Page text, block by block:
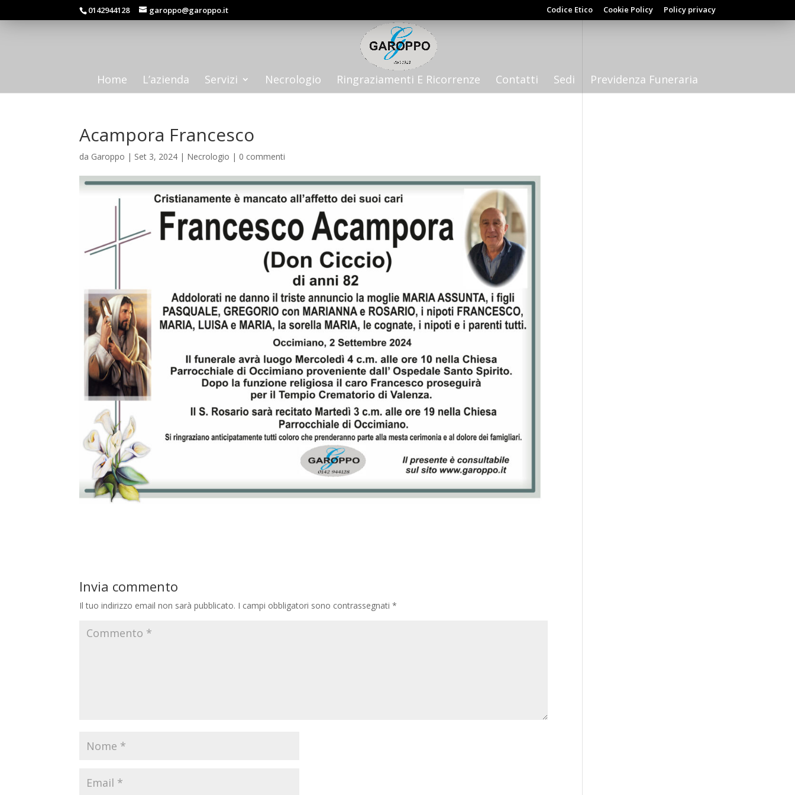
0142944128 garoppo@garoppo.it Codice Etico Cookie Policy Policy privacy
Home L’azienda Servizi Necrologio Ringraziamenti E Ricorrenze Contatti Sedi Previdenza Funeraria
Acampora Francesco
da Garoppo | Set 3, 2024 | Necrologio | 0 commenti
Invia commento
Il tuo indirizzo email non sarà pubblicato. I campi obbligatori sono contrassegnati*